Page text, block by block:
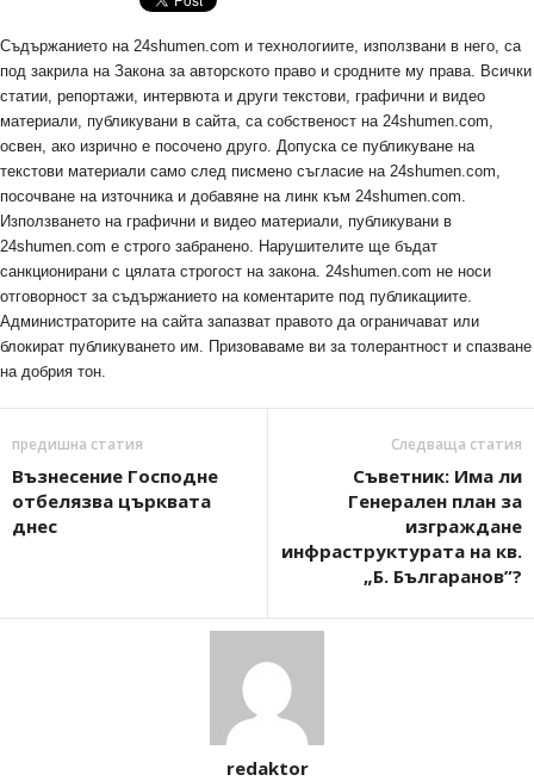
Съдържанието на 24shumen.com и технологиите, използвани в него, са
под закрила на Закона за авторското право и сродните му права. Всички
статии, репортажи, интервюта и други текстови, графични и видео
материали, публикувани в сайта, са собственост на 24shumen.com,
освен, ако изрично е посочено друго. Допуска се публикуване на
текстови материали само след писмено съгласие на 24shumen.com,
посочване на източника и добавяне на линк към 24shumen.com.
Използването на графични и видео материали, публикувани в
24shumen.com е строго забранено. Нарушителите ще бъдат
санкционирани с цялата строгост на закона. 24shumen.com не носи
отговорност за съдържанието на коментарите под публикациите.
Администраторите на сайта запазват правото да ограничават или
блокират публикуването им. Призоваваме ви за толерантност и спазване
на добрия тон.
предишна статия
Възнесение Господне
отбелязва църквата
днес
Следваща статия
Съветник: Има ли
Генерален план за
изграждане
инфраструктурата на кв.
„Б. Българанов”?
redaktor